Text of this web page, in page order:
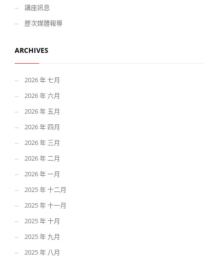
講座訊息
歷次媒體報導
ARCHIVES
2026 年 七月
2026 年 六月
2026 年 五月
2026 年 四月
2026 年 三月
2026 年 二月
2026 年 一月
2025 年 十二月
2025 年 十一月
2025 年 十月
2025 年 九月
2025 年 八月